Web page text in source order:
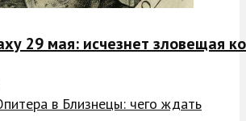
29 мая: исчезнет зловещая